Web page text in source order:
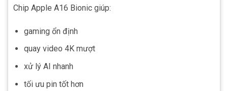
Chip Apple A16 Bionic giúp:
gaming ổn định
quay video 4K mượt
xử lý AI nhanh
tối ưu pin tốt hơn